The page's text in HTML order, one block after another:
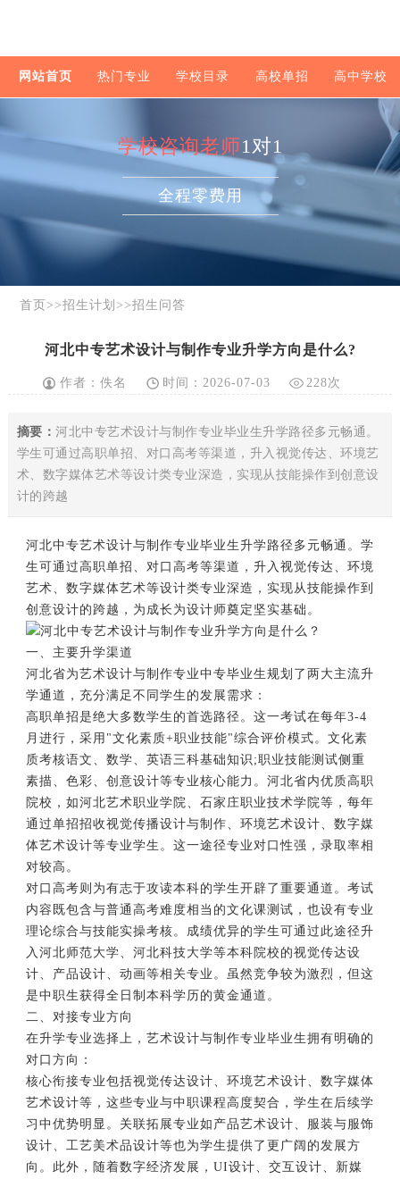
网站首页 热门专业 学校目录 高校单招 高中学校
学校咨询老师1对1
全程零费用
首页 >>招生计划 >>招生问答
河北中专艺术设计与制作专业升学方向是什么?
作者：佚名 时间：2026-07-03 228次
摘要：河北中专艺术设计与制作专业毕业生升学路径多元畅通。
学生可通过高职单招、对口高考等渠道，升入视觉传达、环境艺
术、数字媒体艺术等设计类专业深造，实现从技能操作到创意设
计的跨越
河北中专艺术设计与制作专业毕业生升学路径多元畅通。学
生可通过高职单招 对口高考等渠道，升入视觉传达、环境
艺术、数字媒体艺术等设计类专业深造，实现从技能操作到
创意设计的跨越，为成长为设计师奠定坚实基础。
一、主要升学渠道
河北省为艺术设计与制作专业中专毕业生规划了两大主流升
学通道，充分满足不同学生的发展需求：
高职单招是绝大多数学生的首选路径。这一考试在每年3-4
月进行，采用"文化素质+职业技能"综合评价模式。文化素
质考核语文、数学、英语三科基础知识;职业技能测试侧重
素描、色彩、创意设计等专业核心能力。河北省内优质高职
院校，如河北艺术职业学院、石家庄职业技术学院等，每年
通过单招招收视觉传播设计与制作、环境艺术设计、数字媒
体艺术设计等专业学生。这一途径专业对口性强，录取率相
对较高。
对口高考则为有志于攻读本科的学生开辟了重要通道。考试
内容既包含与普通高考难度相当的文化课测试，也设有专业
理论综合与技能实操考核。成绩优异的学生可通过此途径升
入河北师范大学、河北科技大学等本科院校的视觉传达设
计、产品设计、动画等相关专业。虽然竞争较为激烈，但这
是中职生获得全日制本科学历的黄金通道。
二、对接专业方向
在升学专业选择上，艺术设计与制作专业毕业生拥有明确的
对口方向：
核心衔接专业包括视觉传达设计、环境艺术设计、数字媒体
艺术设计等，这些专业与中职课程高度契合，学生在后续学
习中优势明显。关联拓展专业如产品艺术设计、服装与服饰
设计、工艺美术品设计等也为学生提供了更广阔的发展方
向。此外，随着数字经济发展，UI设计、交互设计、新媒